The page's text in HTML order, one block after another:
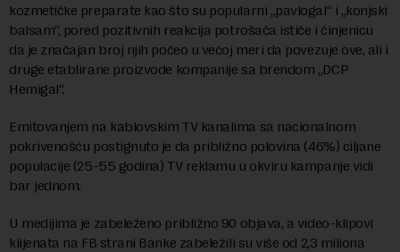
kozmetičke preparate kao što su popularni „pavlogal“ i „konjski
balsam“, pored pozitivnih reakcija potrošača ističe i činjenicu
da je značajan broj njih počeo u većoj meri da povezuje ove, ali i
druge etablirane proizvode kompanije sa brendom „DCP
Hemigal“.
Emitovanjem na kablovskim TV kanalima sa nacionalnom
pokrivenošću postignuto je da približno polovina (46%) ciljane
populacije (25-55 godina) TV reklamu u okviru kampanje vidi
bar jednom.
U medijima je zabeleženo približno 90 objava, a video-klipovi
klijenata na FB strani Banke zabeležili su više od 2,3 miliona